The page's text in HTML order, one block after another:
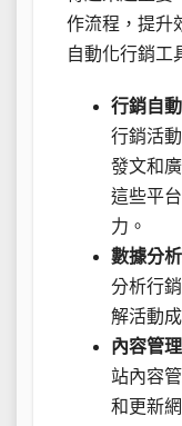
作流程，提升
自動化行銷工
行銷自
行銷活
發文和
這些平
力。
數據分
分析行
解活動
內容管
站內容
和更新